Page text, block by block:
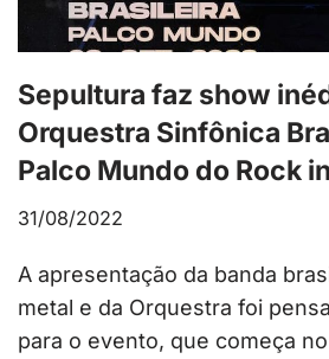
Sepultura faz show
Orquestra Sinfônica
Palco Mundo do Rock
31/08/2022
A apresentação da banda
metal e da Orquestra foi
para o evento, que começa